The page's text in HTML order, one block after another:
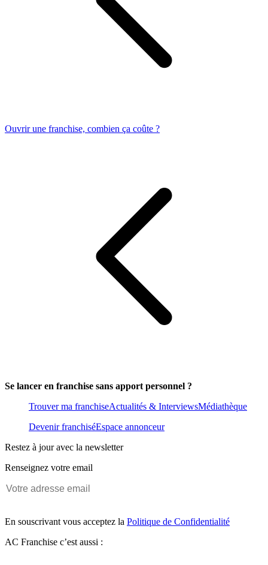
Ouvrir une franchise, combien ça coûte ?
Se lancer en franchise sans apport personnel ?
Trouver ma franchiseActualités & InterviewsMédiathèque
Devenir franchiséEspace annonceur
Restez à jour avec la newsletter
Renseignez votre email
En souscrivant vous acceptez la Politique de Confidentialité
AC Franchise c’est aussi :